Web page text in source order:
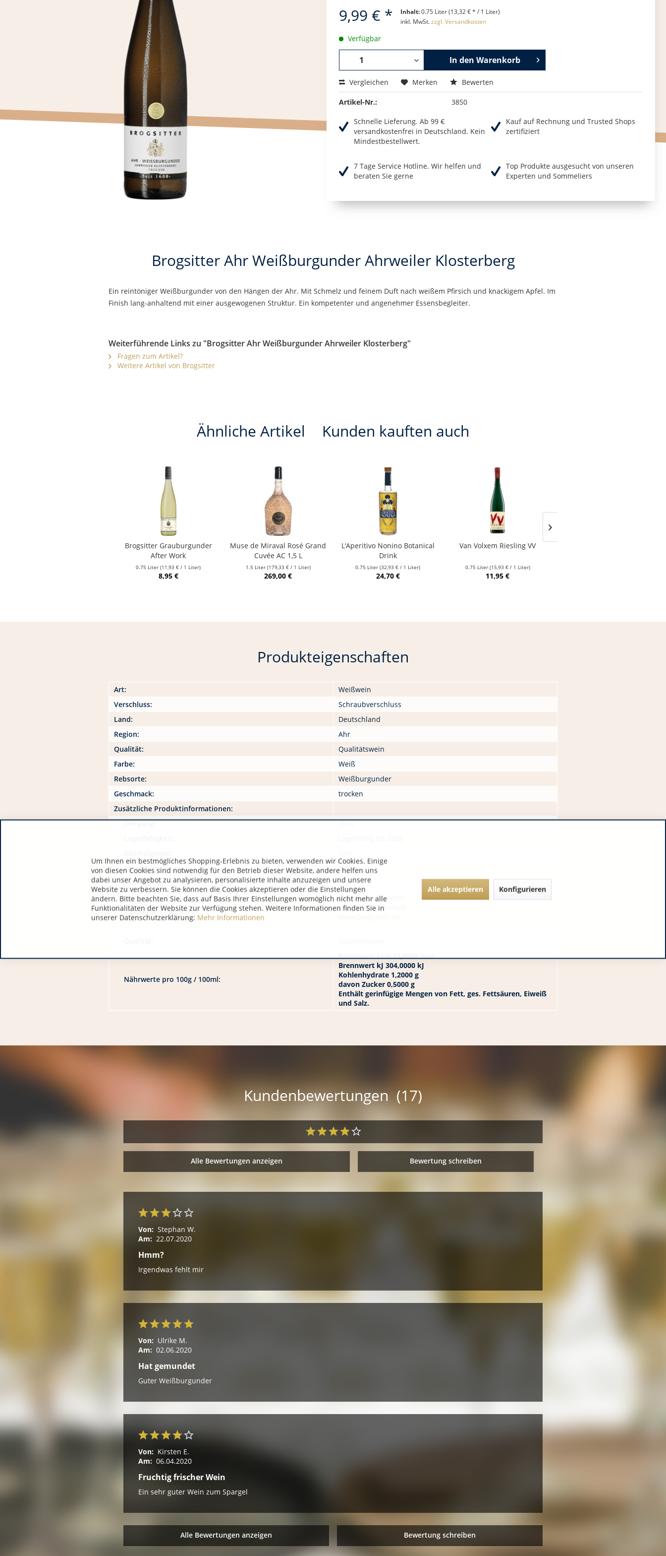
9,99 € * Inhalt:0.75 Liter (13,32 € * / 1 Liter)
inkl. MwSt.zzgl. Versandkosten
Verfügbar
In den Warenkorb
Vergleichen Merken Bewerten
Artikel-Nr.: 3850
Schnelle Lieferung. Ab 99 €
versandkostenfrei in Deutschland. Kein
Mindestbestellwert.
Kauf auf Rechnung und Trusted Shops
zertifiziert
7 Tage Service Hotline. Wir helfen und
beraten Sie gerne
Top Produkte ausgesucht von unseren
Experten und Sommeliers
Brogsitter Ahr Weißburgunder Ahrweiler Klosterberg
Ein reintöniger Weißburgunder von den Hängen der Ahr. Mit Schmelz und feinem Duft nach weißem Pfirsich und knackigem Apfel. Im
Finish lang-anhaltend mit einer ausgewogenen Struktur. Ein kompetenter und angenehmer Essensbegleiter.
Weiterführende Links zu "Brogsitter Ahr Weißburgunder Ahrweiler Klosterberg"
Fragen zum Artikel?
Weitere Artikel von Brogsitter
Ähnliche Artikel Kunden kauften auch
Brogsitter Grauburgunder
After Work
0.75 Liter(11,93 € / 1 Liter)
8,95 €
Muse de Miraval Rosé Grand
Cuvée AC 1,5 L
1.5 Liter (179,33 € / 1 Liter)
269,00 €
L‘Aperitivo Nonino Botanical
Drink
0.75 Liter(32,93 € / 1 Liter)
24,70 €
Van Volxem Riesling VV
0.75 Liter (15,93 € / 1 Liter)
11,95 €
Produkteigenschaften
Art:
Weißwein
Verschluss:
Schraubverschluss
Land:
Deutschland
Region:
Ahr
Qualität:
Qualitätswein
Farbe:
Weiß
Rebsorte:
Weißburgunder
Geschmack:
trocken
Zusätzliche Produktinformationen:
Jahrgang:
2025
Restzucker:
0,00
Säuregehalt:
0,00
Hersteller / Importeur:
WeinhausBrogsitter
DE 53501 Grafschaft
Nährwerte pro 100g / 100ml:
Brennwert kcal 73,0000 kcal
Brennwert kJ 304,0000 kJ
Kohlenhydrate 1,2000 g
davon Zucker 0,5000 g
Enthält gerinfügige Mengen von Fett, ges. Fettsäuren, Eiweiß
und Salz.
Kundenbewertungen (17)
Alle Bewertungen anzeigen Bewertung schreiben
Von: Stephan W.
Am: 22.07.2020
Hmm?
Irgendwas fehlt mir
Von: Ulrike M.
Am: 02.06.2020
Hat gemundet
Guter Weißburgunder
Von: Kirsten E.
Am: 06.04.2020
Fruchtig frischer Wein
Ein sehr guter Wein zum Spargel
Alle Bewertungen anzeigen Bewertung schreiben
Um Ihnen ein bestmögliches Shopping-Erlebnis zu bieten, verwenden wir Cookies. Einige
von diesen Cookies sind notwendig für den Betrieb dieser Website, andere helfen uns
dabei unser Angebot zu analysieren, personalisierte Inhalte anzuzeigen und unsere
Website zu verbessern. Sie können die Cookies akzeptieren oder die Einstellungen
ändern. Bitte beachten Sie, dass auf Basis Ihrer Einstellungen womöglich nicht mehr alle
Funktionalitäten der Website zur Verfügung stehen. Weitere Informationen finden Sie in
unserer Datenschutzerklärung: Mehr Informationen
Alle akzeptieren Konfigurieren